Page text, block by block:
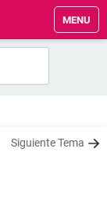
MENU
Siguiente Tema